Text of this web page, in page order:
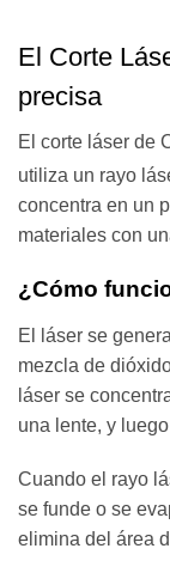
El Corte
precisa
El corte láser de
utiliza un rayo
concentra en un
materiales con
¿Cómo
El láser se
mezcla de
láser se
una lente, y
Cuando el rayo
se funde o se
elimina del área